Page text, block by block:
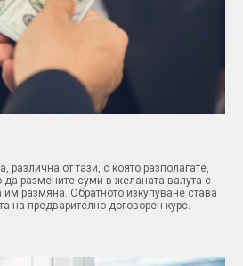
различна от тази, с която разполагате,
размените суми в желаната валута с
им размяна. Обратното изкупуване става
на предварително договорен курс.